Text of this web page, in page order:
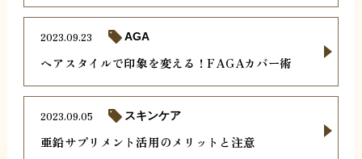
ヘアスタイルで印象を変える！FAGAカバー術
2023.09.23 AGA
亜鉛サプリメント活用のメリットと注意
2023.09.05 スキンケア